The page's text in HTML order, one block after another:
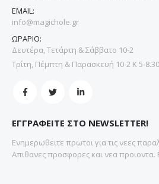
EMAIL:
info@magichole.gr
ΩΡΑΡΙΟ:
Δευτέρα, Τετάρτη & Σάββατο 10-2
Τρίτη, Πέμπτη & Παρασκευή 10-2 Κ 5-8.30
ΕΓΓΡΑΦΕΙΤΕ ΣΤΟ NEWSLETTER!
Ενημερωθειτε πρωτοι για τις νεες
Απιθανες προσφορες και νεα προιοντα.